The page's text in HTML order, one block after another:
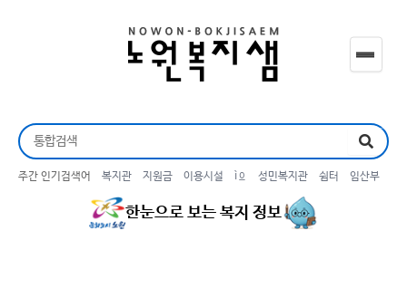
주간 인기검색어 복지관 지원금 이용시설 ìº 성민복지관 쉼터 임산부
한눈으로 보는 복지 정보